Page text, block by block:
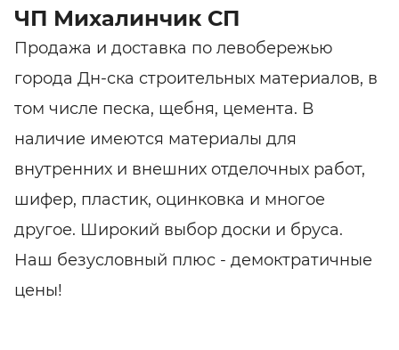
ЧП Михалинчик СП
Продажа и доставка по левобережью
города Дн-ска строительных материалов, в
том числе песка, щебня, цемента. В
наличие имеются материалы для
внутренних и внешних отделочных работ,
шифер, пластик, оцинковка и многое
другое. Широкий выбор доски и бруса.
Наш безусловный плюс - демоктратичные
цены!